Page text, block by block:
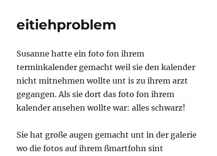
eitiehproblem
Susanne hatte ein foto fon ihrem
terminkalender gemacht weil sie den kalender
nicht mitnehmen wollte unt is zu ihrem arzt
gegangen. Als sie dort das foto fon ihrem
kalender ansehen wollte war: alles schwarz!
Sie hat große augen gemacht unt in der galerie
wo die fotos auf ihrem ßmartfohn sint